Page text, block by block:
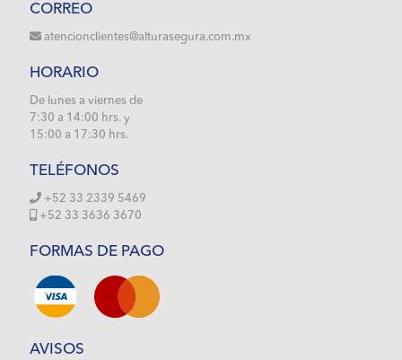
CORREO
atencionclientes@alturasegura.com.mx
HORARIO
De lunes a viernes de
7:30 a 14:00 hrs. y
15:00 a 17:30 hrs.
TELÉFONOS
+52 33 2339 5469
+52 33 3636 3670
FORMAS DE PAGO
AVISOS